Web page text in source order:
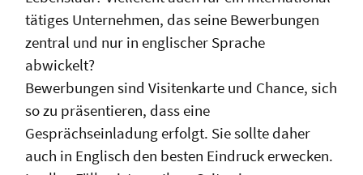
tätiges Unternehmen, das seine Bewerbungen
zentral und nur in englischer Sprache
abwickelt?
Bewerbungen sind Visitenkarte und Chance, sich
so zu präsentieren, dass eine
Gesprächseinladung erfolgt. Sie sollte daher
auch in Englisch den besten Eindruck erwecken.